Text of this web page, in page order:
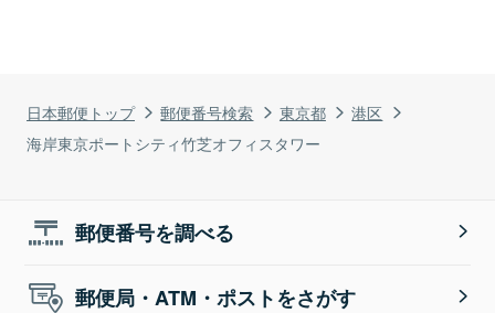
日本郵便トップ 郵便番号検索 東京都
港区
海岸東京ポートシティ竹芝オフィスタワー
郵便番号を調べる
郵便局・ATM・ポストをさがす